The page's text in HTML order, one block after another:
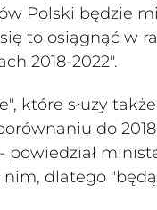
Polski będzie
to osiągnąć w
2018-2022".
które służy
do 2018
dlatego